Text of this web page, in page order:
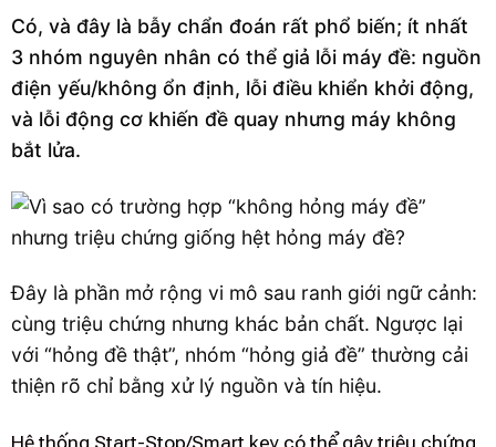
Có, và đây là bẫy chẩn đoán rất phổ biến; ít nhất
3 nhóm nguyên nhân có thể giả lỗi máy đề: nguồn
điện yếu/không ổn định, lỗi điều khiển khởi động,
và lỗi động cơ khiến đề quay nhưng máy không
bắt lửa.
Đây là phần mở rộng vi mô sau ranh giới ngữ cảnh:
cùng triệu chứng nhưng khác bản chất. Ngược lại
với “hỏng đề thật”, nhóm “hỏng giả đề” thường cải
thiện rõ chỉ bằng xử lý nguồn và tín hiệu.